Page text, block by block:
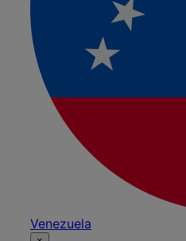
Venezuela